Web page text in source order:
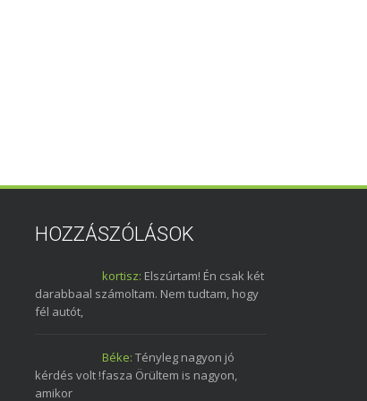
HOZZÁSZÓLÁSOK
kortisz: Elszúrtam! Én csak két
darabbaal számoltam. Nem tudtam, hogy
fél autót,
Béke: Tényleg nagyon jó
kérdés volt !fasza Örültem is nagyon,
amikor